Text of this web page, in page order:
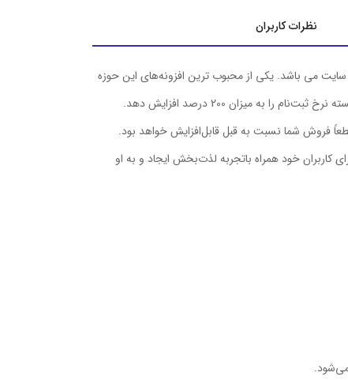
نظرات کاربران
می باشد. یکی از محبوب ترین افزونه‌های این حوزه
فروش شما نسبت به قبل قابل‌افزایش خواهد بود.
کاربران خود همراه باتجربه لذت‌بخش ایجاد و به او